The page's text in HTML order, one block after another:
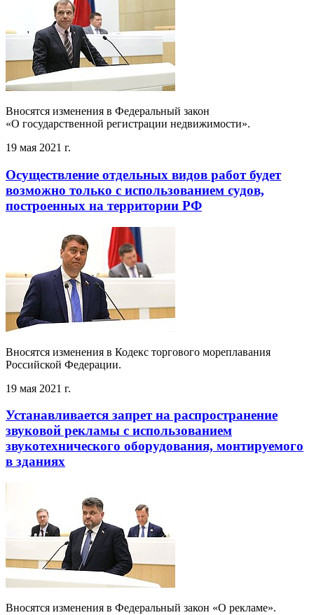
Вносятся изменения в Федеральный закон
«О государственной регистрации недвижимости».
19 мая 2021 г.
Осуществление отдельных видов работ будет
возможно только с использованием судов,
построенных на территории РФ
Вносятся изменения в Кодекс торгового мореплавания
Российской Федерации.
19 мая 2021 г.
Устанавливается запрет на распространение
звуковой рекламы с использованием
звукотехнического оборудования, монтируемого
в зданиях
Вносятся изменения в Федеральный закон «О рекламе».